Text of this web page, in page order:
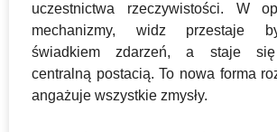
uczestnictwa rzeczywistości. W
mechanizmy, widz przestaje
świadkiem zdarzeń, a staje się
centralną postacią. To nowa forma
angażuje wszystkie zmysły.